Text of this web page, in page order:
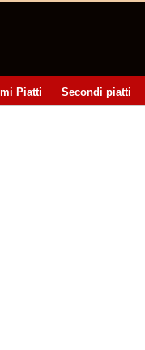
Piatti Secondi piatti